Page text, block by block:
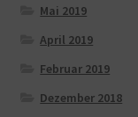
Mai 2019
April 2019
Februar 2019
Dezember 2018